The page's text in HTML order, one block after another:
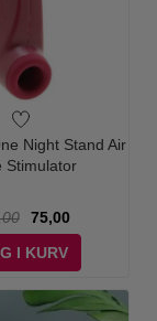
Night Stand Air
Stimulator
75,00
I KURV